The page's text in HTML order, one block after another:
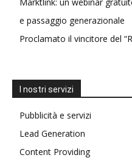
e passaggio generazionale
Proclamato il vincitore del
I nostri servizi
Pubblicità e servizi
Lead Generation
Content Providing